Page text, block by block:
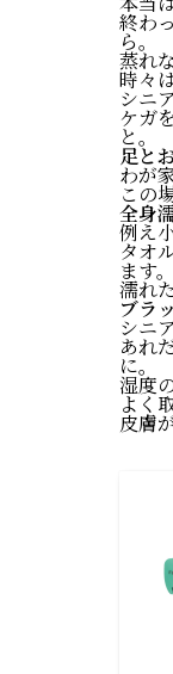
終わ
ら。
蒸れ
時々
シニ
ケガ
と。
足と
わが
この
全身
例え
タオ
ます。
濡れ
ブラ
シニ
あれ
に。
湿度
よく
皮膚